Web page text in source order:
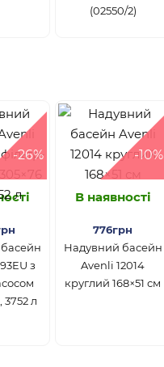
(02550/2)
-26%
з
3752 л
-10%
В наявності
776грн
Надувний басейн
Avenli 12014
круглий 168×51 см